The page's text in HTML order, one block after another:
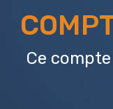
Ce